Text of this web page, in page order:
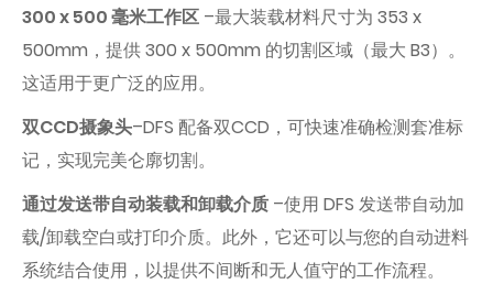
300 x 500 毫米工作区 –最大装载材料尺寸为 353 x
500mm，提供 300 x 500mm 的切割区域（最大 B3）。
这适用于更广泛的应用。
双CCD摄象头–DFS 配备双CCD，可快速准确检测套准标
记，实现完美仑廓切割。
通过发送带自动装载和卸载介质 –使用 DFS 发送带自动加
载/卸载空白或打印介质。此外，它还可以与您的自动进料
系统结合使用，以提供不间断和无人值守的工作流程。